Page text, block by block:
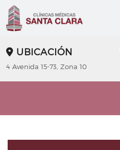
UBICACIÓN
4 Avenida 15-73, Zona 10